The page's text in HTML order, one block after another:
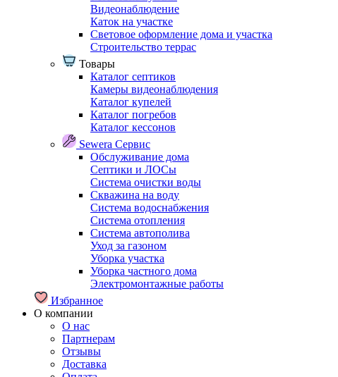
Видеонаблюдение
Каток на участке
Световое оформление дома и участка
Строительство террас
Товары
Каталог септиков
Камеры видеонаблюдения
Каталог купелей
Каталог погребов
Каталог кессонов
Sewera Сервис
Обслуживание дома
Септики и ЛОСы
Система очистки воды
Скважина на воду
Система водоснабжения
Система отопления
Система автополива
Уход за газоном
Уборка участка
Уборка частного дома
Электромонтажные работы
Избранное
О компании
О нас
Партнерам
Отзывы
Доставка